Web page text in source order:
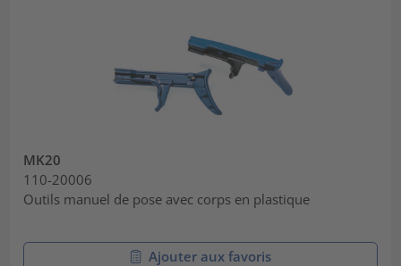
MK20
110-20006
Outils manuel de pose avec corps en plastique
Ajouter aux favoris